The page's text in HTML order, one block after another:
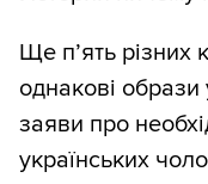
Ще п’ять різних
однакові образи
заяви про
українських